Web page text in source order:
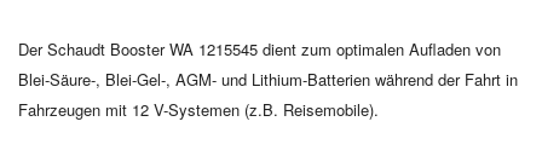
Der Schaudt Booster WA 1215545 dient zum optimalen Aufladen von
Blei-Säure-, Blei-Gel-, AGM- und Lithium-Batterien während der Fahrt in
Fahrzeugen mit 12 V-Systemen (z.B. Reisemobile).